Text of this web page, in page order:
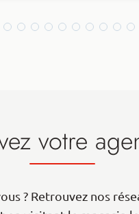
votre
? Retrouvez nos